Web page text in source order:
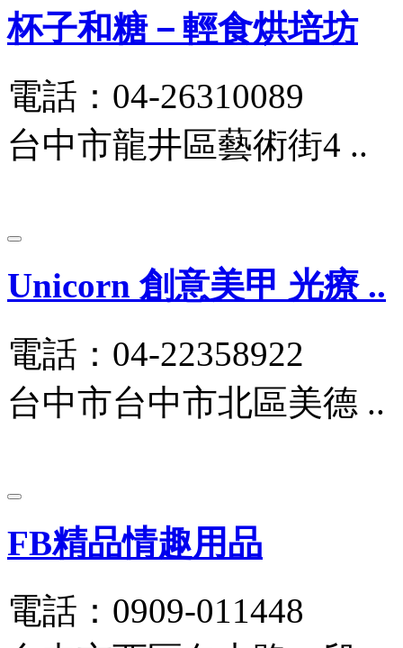
杯子和糖－輕食烘培坊
電話：04-26310089
台中市龍井區藝術街4 ..
Unicorn 創意美甲 光療 ..
電話：04-22358922
台中市台中市北區美德 ..
FB精品情趣用品
電話：0909-011448